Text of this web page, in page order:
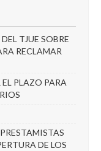
TJUE SOBRE
RECLAMAR
PLAZO PARA
DE LOS